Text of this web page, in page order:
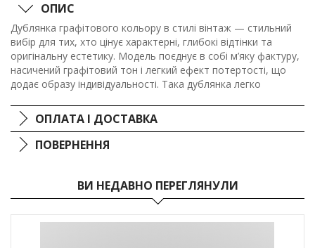
ОПИС
Дублянка графітового кольору в стилі вінтаж — стильний
вибір для тих, хто цінує характерні, глибокі відтінки та
оригінальну естетику. Модель поєднує в собі м’яку фактуру,
насичений графітовий тон і легкий ефект потертості, що
додає образу індивідуальності. Така дублянка легко
аутфітами, створюючи сучасний вінтажний стиль з
акцентом на комфорт та виразність.
ОПЛАТА І ДОСТАВКА
ПОВЕРНЕННЯ
ВИ НЕДАВНО ПЕРЕГЛЯНУЛИ